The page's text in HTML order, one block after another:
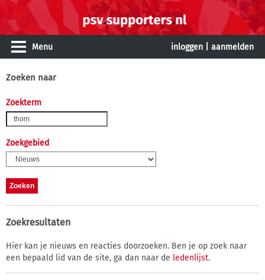
Menu inloggen aanmelden
Zoeken naar
Zoekterm
Zoekgebied
Zoekresultaten
Hier kan je nieuws en reacties doorzoeken. Ben je op zoek naar
een bepaald lid van de site, ga dan naar de ledenlijst.